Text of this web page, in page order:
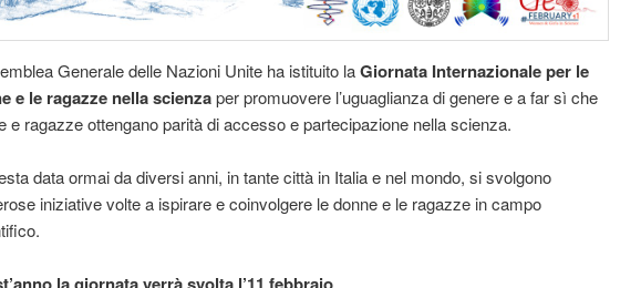
Generale delle Nazioni Unite ha istituito laGiornata Internazionale per le
e le ragazze nella scienzaper promuovere l’uguaglianza di genere e a far sì che
e ragazze ottengano parità di accesso e partecipazione nella scienza.
data ormai da diversi anni, in tante città in Italia e nel mondo, si svolgono
iniziative volte a ispirare e coinvolgere le donne e le ragazze in campo